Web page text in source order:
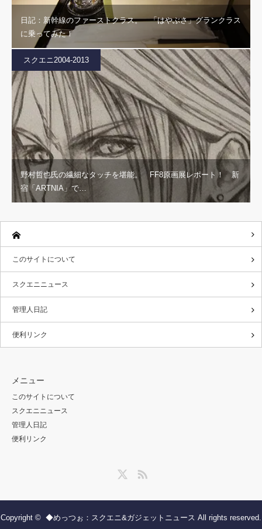
日記：新幹線のファーストクラス。 「はやぶさ」グランクラス
に乗ってみた！
スクエニ2004-2013
野村哲也氏の繊細なタッチを堪能。 FF8原画展レポート！ 新
宿「ARTNIA」で…
このサイトについて
スクエニニュース
管理人日記
便利リンク
メニュー
このサイトについて
スクエニニュース
管理人日記
便利リンク
Copyright © ◆めっつぉ：スクエニ&ガジェットニュース All rights reserved.